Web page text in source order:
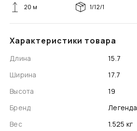
Характеристики товара
Длина
15.7
Ширина
17.7
Высота
19
Бренд
Легенда
Вес
1.525 кг
20 м 1/12/1